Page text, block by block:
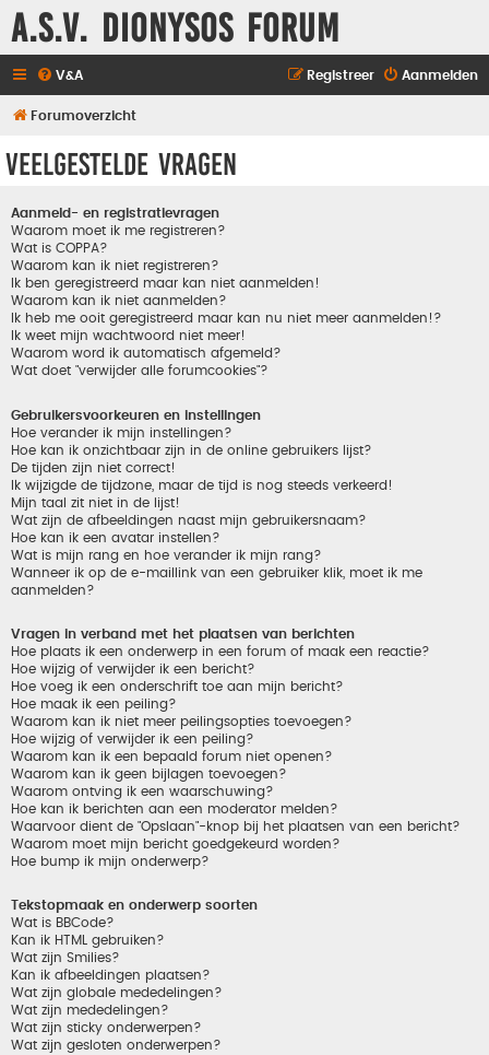
A.S.V. Dionysos Forum
V&A Aanmelden
Registreer
Forumoverzicht
Veelgestelde vragen
Aanmeld- en registratievragen
Waarom moet ik me registreren?
Wat is COPPA?
Waarom kan ik niet registreren?
Ik ben geregistreerd maar kan niet aanmelden!
Waarom kan ik niet aanmelden?
Ik heb me ooit geregistreerd maar kan nu niet meer aanmelden!?
Ik weet mijn wachtwoord niet meer!
Waarom word ik automatisch afgemeld?
Wat doet "verwijder alle forumcookies"?
Gebruikersvoorkeuren en instellingen
Hoe verander ik mijn instellingen?
Hoe kan ik onzichtbaar zijn in de online gebruikers lijst?
De tijden zijn niet correct!
Ik wijzigde de tijdzone, maar de tijd is nog steeds verkeerd!
Mijn taal zit niet in de lijst!
Wat zijn de afbeeldingen naast mijn gebruikersnaam?
Hoe kan ik een avatar instellen?
Wat is mijn rang en hoe verander ik mijn rang?
Wanneer ik op de e-maillink van een gebruiker klik, moet ik me
aanmelden?
Vragen in verband met het plaatsen van berichten
Hoe plaats ik een onderwerp in een forum of maak een reactie?
Hoe wijzig of verwijder ik een bericht?
Hoe voeg ik een onderschrift toe aan mijn bericht?
Hoe maak ik een peiling?
Waarom kan ik niet meer peilingsopties toevoegen?
Hoe wijzig of verwijder ik een peiling?
Waarom kan ik een bepaald forum niet openen?
Waarom kan ik geen bijlagen toevoegen?
Waarom ontving ik een waarschuwing?
Hoe kan ik berichten aan een moderator melden?
Waarvoor dient de "Opslaan"-knop bij het plaatsen van een bericht?
Waarom moet mijn bericht goedgekeurd worden?
Hoe bump ik mijn onderwerp?
Tekstopmaak en onderwerp soorten
Wat is BBCode?
Kan ik HTML gebruiken?
Wat zijn Smilies?
Kan ik afbeeldingen plaatsen?
Wat zijn globale mededelingen?
Wat zijn mededelingen?
Wat zijn sticky onderwerpen?
Wat zijn gesloten onderwerpen?